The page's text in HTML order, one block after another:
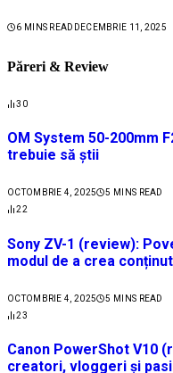
6 MINS READ DECEMBRIE 11, 2025
Păreri & Review
30
OM System 50-200mm
trebuie să știi
OCTOMBRIE 4, 2025
5 MINS READ
22
Sony ZV-1 (review):
modul de a crea conținut
OCTOMBRIE 4, 2025
5 MINS READ
23
Canon PowerShot V10
creatori, vloggeri și